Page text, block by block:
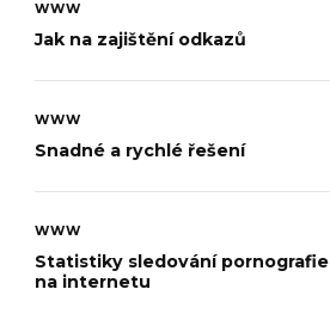
WWW
Jak na zajištění odkazů
WWW
Snadné a rychlé řešení
WWW
Statistiky sledování pornografie
na internetu